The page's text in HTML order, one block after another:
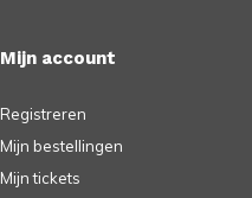
Mijn account
Registreren
Mijn bestellingen
Mijn tickets